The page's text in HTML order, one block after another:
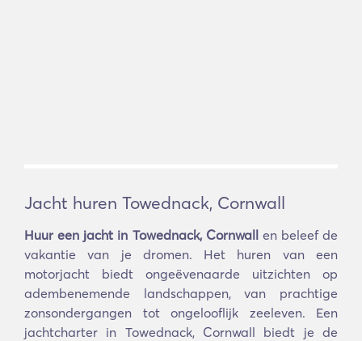
Jacht huren Towednack, Cornwall
Huur een jacht in Towednack, Cornwall en beleef de
vakantie van je dromen. Het huren van een
motorjacht biedt ongeëvenaarde uitzichten op
adembenemende landschappen, van prachtige
zonsondergangen tot ongelooflijk zeeleven. Een
jachtcharter in Towednack, Cornwall biedt je de